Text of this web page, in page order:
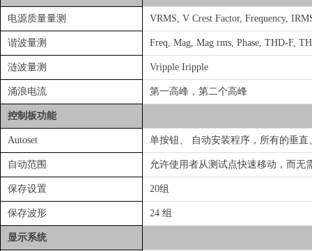
电源质量量测 VRMS, V Crest Factor, Frequency,
谐波量测 Freq, Mag, Mag rms, Phase, THD-F,
涟波量测 Vripple Iripple
涌浪电流 第一高峰，第二个高峰
控制板功能
Autoset 单按钮、 自动安装程序，所有的垂直
自动范围 允许使用者从测试点快速移动，而无
保存设置 20组
保存波形 24 组
显示系统